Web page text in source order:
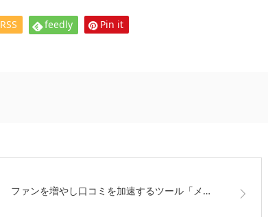
RSS feedly Pin it
ファンを増やし口コミを加速するツール「メ…